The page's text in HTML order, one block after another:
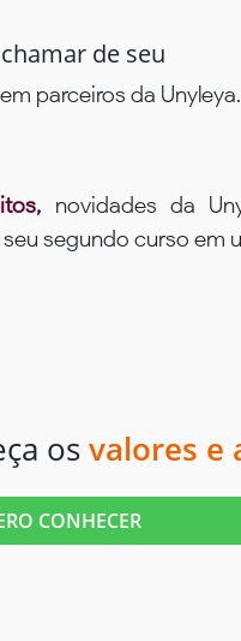
de seu
em parceiros da Unyleya.
novidades da
segundo curso em
os valores e
CONHECER